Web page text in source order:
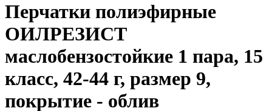
Перчатки полиэфирные
ОИЛРЕЗИСТ
маслобензостойкие 1 пара, 15
класс, 42-44 г, размер 9,
покрытие - облив